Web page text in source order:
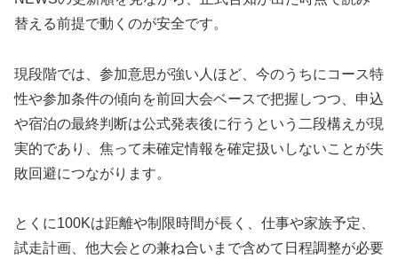
替える前提で動くのが安全です。
現段階では、参加意思が強い人ほど、今のうちにコース特
性や参加条件の傾向を前回大会ベースで把握しつつ、申込
や宿泊の最終判断は公式発表後に行うという二段構えが現
実的であり、焦って未確定情報を確定扱いしないことが失
敗回避につながります。
とくに100Kは距離や制限時間が長く、仕事や家族予定、
試走計画、他大会との兼ね合いまで含めて日程調整が必要